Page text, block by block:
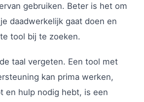
gebruiken. Beter is het om
daadwerkelijk gaat doen en
tool bij te zoeken.
taal vergeten. Een tool met
kan prima werken,
en hulp nodig hebt, is een